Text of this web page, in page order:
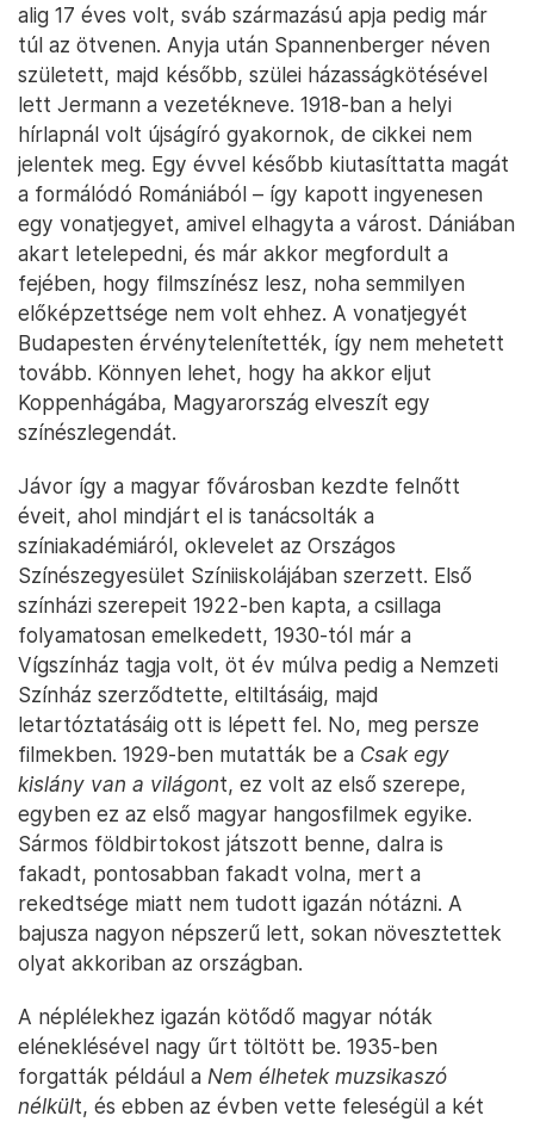
alig 17 éves volt, sváb származású apja pedig már
túl az ötvenen. Anyja után Spannenberger néven
született, majd később, szülei házasságkötésével
lett Jermann a vezetékneve. 1918-ban a helyi
hírlapnál volt újságíró gyakornok, de cikkei nem
jelentek meg. Egy évvel később kiutasíttatta magát
a formálódó Romániából – így kapott ingyenesen
egy vonatjegyet, amivel elhagyta a várost. Dániában
akart letelepedni, és már akkor megfordult a
fejében, hogy filmszínész lesz, noha semmilyen
előképzettsége nem volt ehhez. A vonatjegyét
Budapesten érvénytelenítették, így nem mehetett
tovább. Könnyen lehet, hogy ha akkor eljut
Koppenhágába, Magyarország elveszít egy
színészlegendát.
Jávor így a magyar fővárosban kezdte felnőtt
éveit, ahol mindjárt el is tanácsolták a
színiakadémiáról, oklevelet az Országos
Színészegyesület Színiiskolájában szerzett. Első
színházi szerepeit 1922-ben kapta, a csillaga
folyamatosan emelkedett, 1930-tól már a
Vígszínház tagja volt, öt év múlva pedig a Nemzeti
Színház szerződtette, eltiltásáig, majd
letartóztatásáig ott is lépett fel. No, meg persze
filmekben. 1929-ben mutatták be a Csak egy
kislány van a világont, ez volt az első szerepe,
egyben ez az első magyar hangosfilmek egyike.
Sármos földbirtokost játszott benne, dalra is
fakadt, pontosabban fakadt volna, mert a
rekedtsége miatt nem tudott igazán nótázni. A
bajusza nagyon népszerű lett, sokan növesztettek
olyat akkoriban az országban.
A néplélekhez igazán kötődő magyar nóták
eléneklésével nagy űrt töltött be. 1935-ben
forgatták például a Nem élhetek muzsikaszó
nélkült, és ebben az évben vette feleségül a két